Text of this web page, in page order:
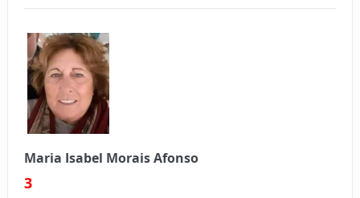
Maria Isabel Morais Afonso
3